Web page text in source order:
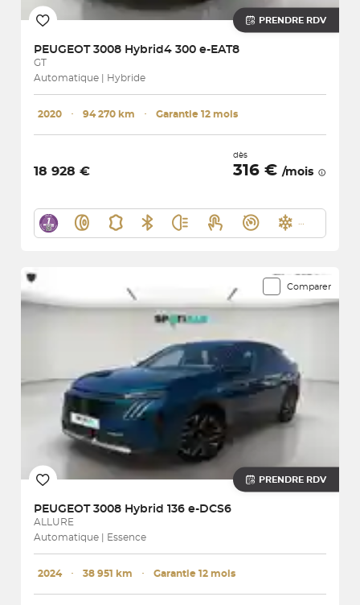
PRENDRE RDV
PEUGEOT 3008 Hybrid4 300 e-EAT8
GT
Automatique | Hybride
2020 ･ 94 270 km ･ Garantie 12 mois
18 928 €
dès
316 € /mois
Comparer
PRENDRE RDV
PEUGEOT 3008 Hybrid 136 e-DCS6
ALLURE
Automatique | Essence
2024 ･ 38 951 km ･ Garantie 12 mois